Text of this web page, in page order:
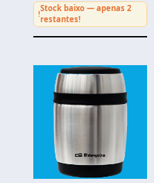
!
Stock baixo — apenas 2
restantes!